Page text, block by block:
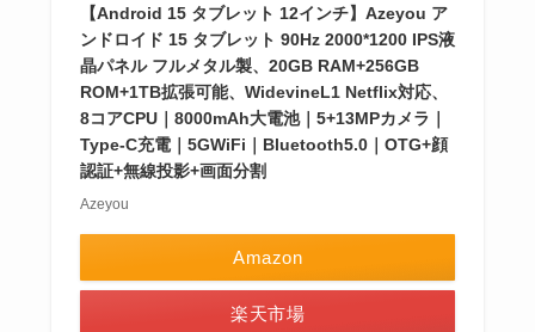
【Android 15 タブレット 12インチ】Azeyou ア
ンドロイド 15 タブレット 90Hz 2000*1200 IPS液
晶パネル フルメタル製、20GB RAM+256GB
ROM+1TB拡張可能、WidevineL1 Netflix対応、
8コアCPU｜8000mAh大電池｜5+13MPカメラ｜
Type-C充電｜5GWiFi｜Bluetooth5.0｜OTG+顔
認証+無線投影+画面分割
Azeyou
Amazon
楽天市場